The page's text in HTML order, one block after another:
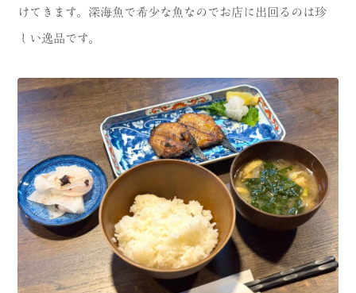
けてきます。深海魚で希少な魚なのでお店に出回るのは珍
しい逸品です。